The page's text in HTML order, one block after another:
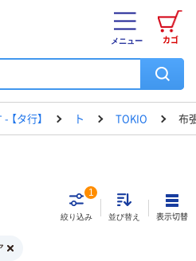
カゴ
メニュー
【タ行】 ト TOKIO 布
絞り込み
1
並び替え 表示切替